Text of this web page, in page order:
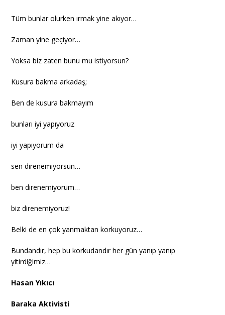
Tüm bunlar olurken ırmak yine akıyor…
Zaman yine geçiyor…
Yoksa biz zaten bunu mu istiyorsun?
Kusura bakma arkadaş;
Ben de kusura bakmayım
bunları iyi yapıyoruz
iyi yapıyorum da
sen direnemiyorsun…
ben direnemiyorum…
biz direnemiyoruz!
Belki de en çok yanmaktan korkuyoruz…
Bundandır, hep bu korkudandır her gün yanıp yanıp
yitirdiğimiz…
Hasan Yıkıcı
Baraka Aktivisti